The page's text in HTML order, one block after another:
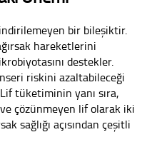
bir bileşiktir.
hareketlerini
destekler.
riskini azaltabileceği
tüketiminin yanı sıra,
çözünmeyen lif olarak iki
sağlığı açısından çeşitli